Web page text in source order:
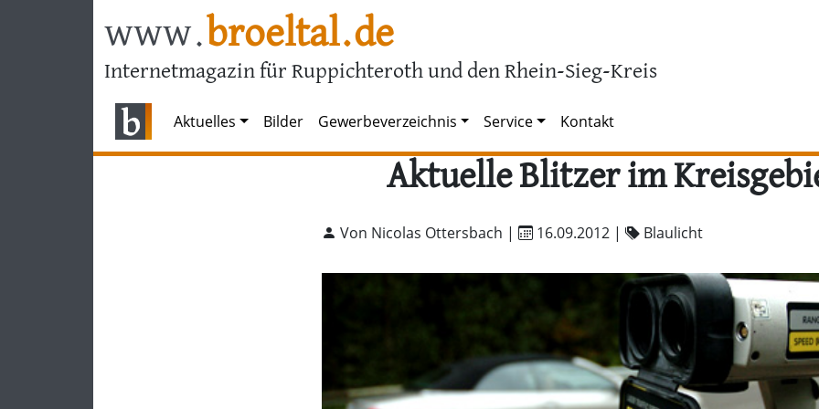
www.broeltal.de
Internetmagazin für Ruppichteroth und den Rhein-Sieg-Kreis
Aktuelles Bilder Gewerbeverzeichnis Service Kontakt
Aktuelle Blitzer im
Von Nicolas Ottersbach | 16.09.2012 | Blaulicht